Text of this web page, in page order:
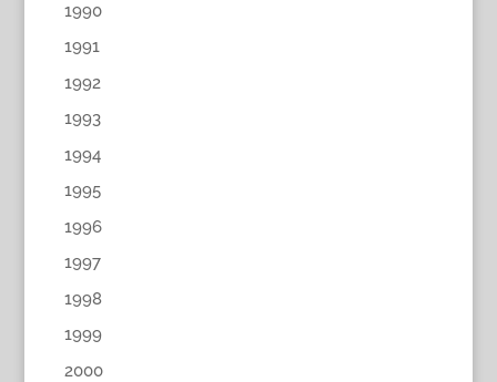
1990
1991
1992
1993
1994
1995
1996
1997
1998
1999
2000